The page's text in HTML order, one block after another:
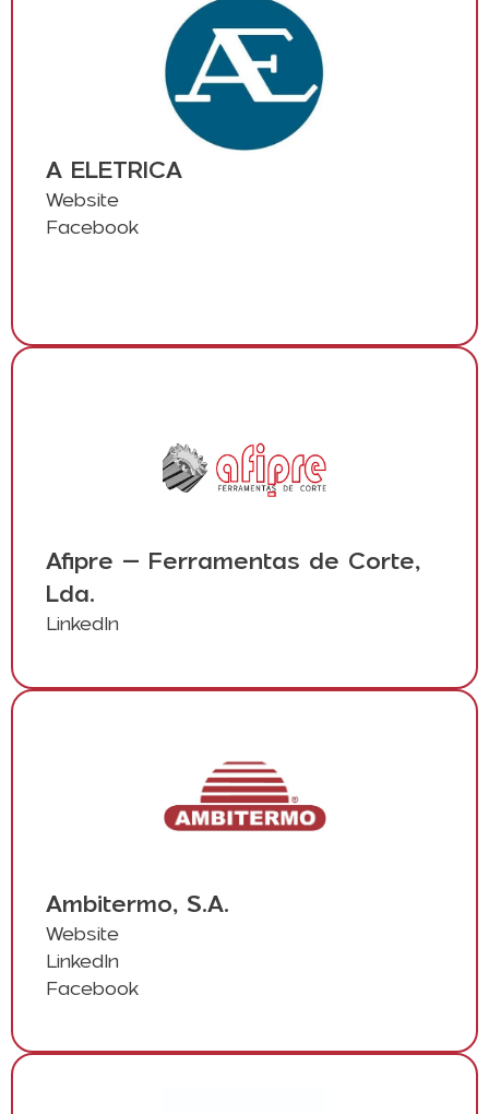
A ELETRICA
Website
Facebook
Afipre – Ferramentas de Corte,
Lda.
LinkedIn
Ambitermo, S.A.
Website
LinkedIn
Facebook